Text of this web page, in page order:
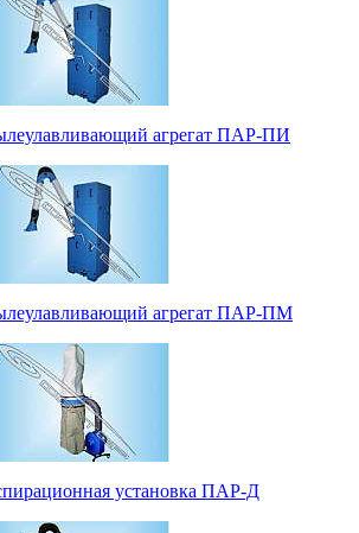
агрегат ПАР-ПИ
агрегат ПАР-ПМ
установка ПАР-Д